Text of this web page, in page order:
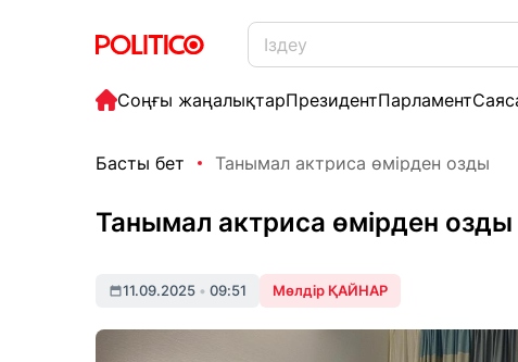
Соңғы жаңалықтарПрезидентПарламент
Басты бет Танымал актриса өмірден озды
Танымал актриса өмірден озды
11.09.2025 • 09:51 Мөлдір ҚАЙНАР